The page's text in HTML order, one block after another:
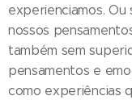
experienciamos.
nossos
também sem
pensamentos e
como experiências